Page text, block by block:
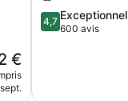
€
4.7
sur
4,7 Exceptionnel
600 avis